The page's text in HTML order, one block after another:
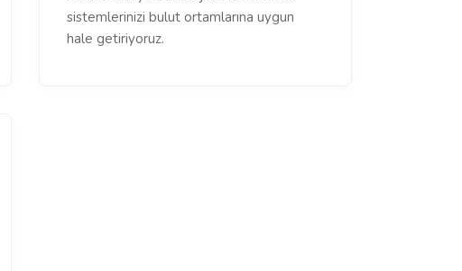
sistemlerinizi bulut ortamlarına uygun
hale getiriyoruz.